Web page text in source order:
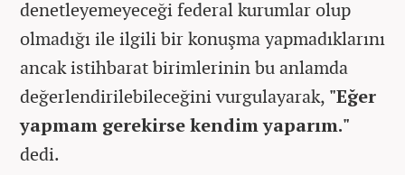
denetleyemeyeceği federal kurumlar olup
olmadığı ile ilgili bir konuşma yapmadıklarını
ancak istihbarat birimlerinin bu anlamda
değerlendirilebileceğini vurgulayarak, "Eğer
yapmam gerekirse kendim yaparım."
dedi.